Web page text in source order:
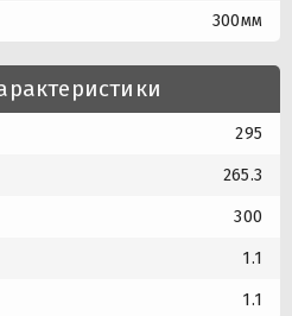
300мм
295
265.3
300
1.1
1.1